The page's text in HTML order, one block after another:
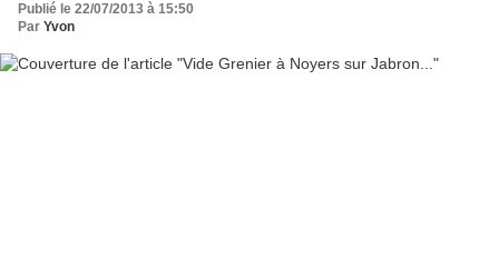
Publié le 22/07/2013 à 15:50
Par Yvon